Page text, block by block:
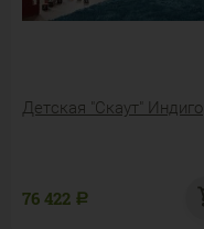
Детская "Скаут" Индиго
76 422 Р